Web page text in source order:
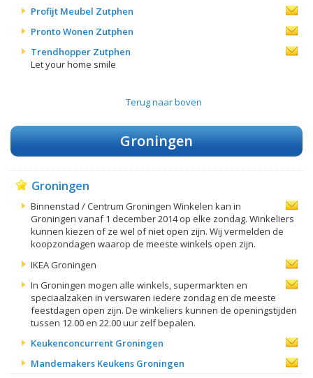
Profijt Meubel Zutphen
Pronto Wonen Zutphen
Trendhopper Zutphen
Let your home smile
Terug naar boven
Groningen
Groningen
Binnenstad / Centrum Groningen Winkelen kan in
Groningen vanaf 1 december 2014 op elke zondag. Winkeliers
kunnen kiezen of ze wel of niet open zijn. Wij vermelden de
koopzondagen waarop de meeste winkels open zijn.
IKEA Groningen
In Groningen mogen alle winkels, supermarkten en
speciaalzaken in verswaren iedere zondag en de meeste
feestdagen open zijn. De winkeliers kunnen de openingstijden
tussen 12.00 en 22.00 uur zelf bepalen.
Keukenconcurrent Groningen
Mandemakers Keukens Groningen